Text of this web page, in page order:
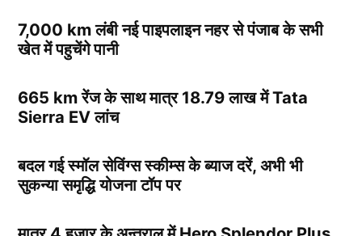
7,000 km लंबी नई पाइपलाइन नहर से पंजाब के सभी
खेत में पहुचेंगे पानी
665 km रेंज के साथ मात्र 18.79 लाख में Tata
Sierra EV लांच
बदल गई स्मॉल सेविंग्स स्कीम्स के ब्याज दरें, अभी भी
सुकन्या समृद्धि योजना टॉप पर